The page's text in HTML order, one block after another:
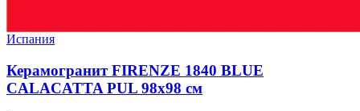
Испания
Керамогранит FIRENZE 1840 BLUE
CALACATTA PUL 98x98 см